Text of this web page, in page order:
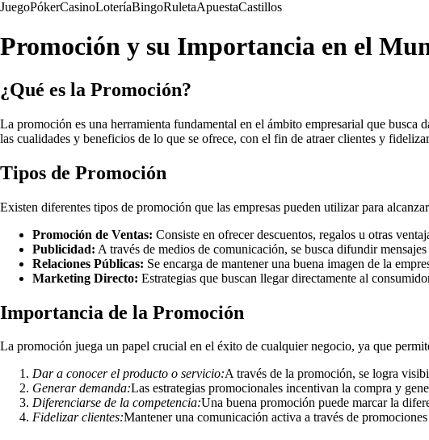
JuegoPókerCasinoLoteríaBingoRuletaApuestaCastillos
Promoción y su Importancia en el
¿Qué es la Promoción?
La promoción es una herramienta fundamental en el ámbito empresarial que busca
las cualidades y beneficios de lo que se ofrece, con el fin de atraer clientes y
Tipos de Promoción
Existen diferentes tipos de promoción que las empresas pueden utilizar para
Promoción de Ventas: Consiste en ofrecer descuentos, regalos u otras
Publicidad: A través de medios de comunicación, se busca difundir
Relaciones Públicas: Se encarga de mantener una buena imagen de la
Marketing Directo: Estrategias que buscan llegar directamente al
Importancia de la Promoción
La promoción juega un papel crucial en el éxito de cualquier negocio, ya que
Dar a conocer el producto o servicio:A través de la promoción, se logra
Generar demanda:Las estrategias promocionales incentivan la compra y
Diferenciarse de la competencia:Una buena promoción puede marcar la
Fidelizar clientes:Mantener una comunicación activa a través de